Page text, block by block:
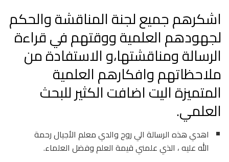
اشكرهم جميع لجنة المناقشة والحكم
لجهودهم العلمية ووقتهم في قراءة
الرسالة ومناقشتها،و الاستفادة من
ملاحظاتهم وافكارهم العلمية
المتميزة اليت اضافت الكثير للبحث
العلمي.
اهدي هذه الرسالة الي روح والدي معلم الأجيال رحمة
الله عليه ، الذي علمني قيمة العلم وفضل العلماء.